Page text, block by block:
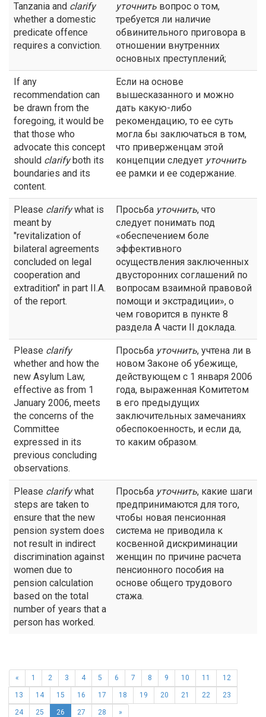
Tanzania and clarify
whether a domestic
predicate offence
requires a conviction.
уточнить вопрос о том,
требуется ли наличие
обвинительного приговора в
отношении внутренних
основных преступлений;
If any
recommendation can
be drawn from the
foregoing, it would be
that those who
advocate this concept
should clarifyboth its
boundaries and its
content.
Если на основе
вышесказанного и можно
дать какую-либо
рекомендацию, то ее суть
могла бы заключаться в том,
что приверженцам этой
концепции следует уточнить
ее рамки и ее содержание.
Please clarifywhat is
meant by
"revitalization of
bilateral agreements
concluded on legal
cooperation and
extradition" in part II.A.
of the report.
Просьба уточнить, что
следует понимать под
«обеспечением боле
эффективного
осуществления заключенных
двусторонних соглашений по
вопросам взаимной правовой
помощи и экстрадиции», о
чем говорится в пункте 8
раздела A части II доклада.
Please clarify
whether and how the
new Asylum Law,
effective as from 1
January 2006, meets
the concerns of the
Committee
expressed in its
previous concluding
observations.
Просьба уточнить, учтена ли в
новом Законе об убежище,
действующем с 1 января 2006
года, выраженная Комитетом
в его предыдущих
заключительных замечаниях
обеспокоенность, и если да,
то каким образом.
Please clarifywhat
steps are taken to
ensure that the new
pension system does
not result in indirect
discrimination against
women due to
pension calculation
based on the total
number of years that a
person has worked.
Просьба уточнить, какие шаги
предпринимаются для того,
чтобы новая пенсионная
система не приводила к
косвенной дискриминации
женщин по причине расчета
пенсионного пособия на
основе общего трудового
стажа.
« 1 2 3 4 5 6 7 8 9 10 11 12
13 14 15 16 17 18 19 20 21 22 23
24 25 26 27 28 »